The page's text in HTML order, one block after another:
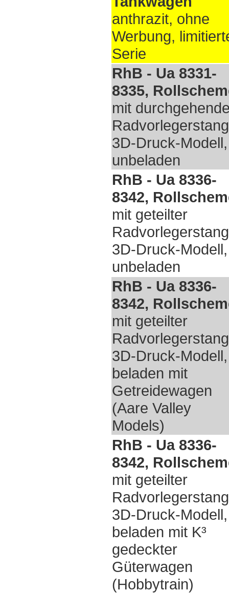
anthrazit, ohne
Werbung,
Serie
RhB - Ua 8331-
8335,
mit
3D-Druck-Modell,
unbeladen
RhB - Ua 8336-
8342,
mit geteilter
3D-Druck-Modell,
unbeladen
RhB - Ua 8336-
8342,
mit geteilter
3D-Druck-Modell,
beladen mit
Getreidewagen
(Aare Valley
Models)
RhB - Ua 8336-
8342,
mit geteilter
3D-Druck-Modell,
beladen mit K³
gedeckter
Güterwagen
(Hobbytrain)